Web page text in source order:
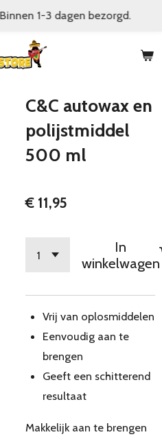
1-3 dagen bezorgd.
C&C autowax en
polijstmiddel
500 ml
€ 11,95
In
winkelwagen
Vrij van oplosmiddelen
Eenvoudig aan te
brengen
Geeft een schitterend
resultaat
Makkelijk aan te brengen